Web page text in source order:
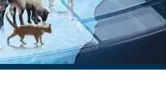
South Africa
Spain